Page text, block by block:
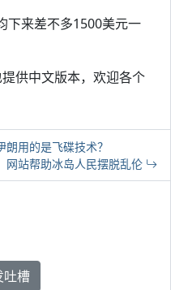
下来差不多1500美元一
供中文版本，欢迎各个
用的是飞碟技术？
网站帮助冰岛人民摆脱乱伦
吐槽